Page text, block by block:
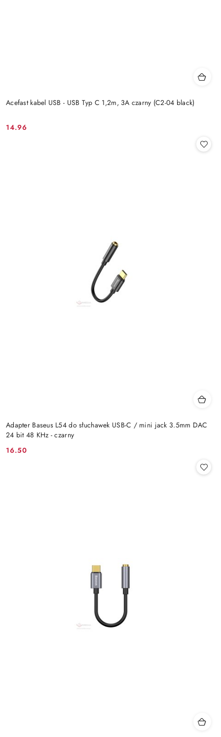
Acefast kabel USB - USB Typ C 1,2m, 3A czarny (C2-04 black)
Cena:
14.96
Adapter Baseus L54 do słuchawek USB-C / mini jack 3.5mm DAC
24 bit 48 KHz - czarny
Cena:
16.50